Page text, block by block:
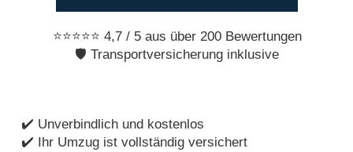
⭐⭐⭐⭐⭐ 4,7 / 5 aus über 200 Bewertungen
🛡️ Transportversicherung inklusive
✔️ Unverbindlich und kostenlos
✔️ Ihr Umzug ist vollständig versichert